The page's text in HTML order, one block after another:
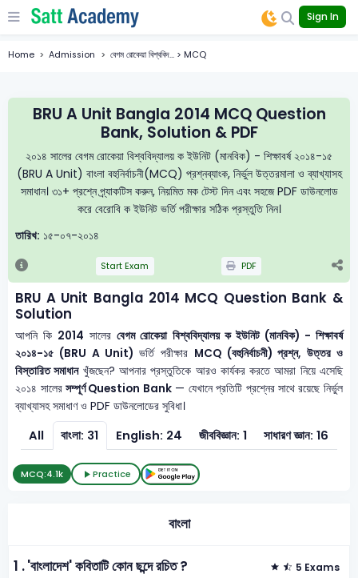
Sign In
Home Admission বেগম রোকেয়া বিশ্ববিদ... > MCQ
BRU A Unit Bangla 2014 MCQ Question
Bank, Solution & PDF
২০১৪ সালের বেগম রোকেয়া বিশ্ববিদ্যালয় ক ইউনিট (মানবিক) - শিক্ষাবর্ষ ২০১৪-১৫
(BRU A Unit) বাংলা বহুনির্বাচনী(MCQ) প্রশ্নব্যাংক, নির্ভুল উত্তরমালা ও ব্যাখ্যাসহ
সমাধান। ৩১+ প্রশ্নে প্র্যাকটিস করুন, নিয়মিত মক টেস্ট দিন এবং সহজে PDF ডাউনলোড
করে বেরোবি ক ইউনিট ভর্তি পরীক্ষার সঠিক প্রস্তুতি নিন।
তারিখ: ১৫-০৭-২০১৪
Start Exam PDF
BRU A Unit Bangla 2014 MCQ Question Bank &
Solution
আপনি কি 2014 সালেরবেগম রোকেয়া বিশ্ববিদ্যালয় ক ইউনিট (মানবিক) - শিক্ষাবর্ষ
২০১৪-১৫ (BRU A Unit)ভর্তি পরীক্ষার MCQ (বহুনির্বাচনী) প্রশ্ন, উত্তর ও
বিস্তারিত সমাধানখুঁজছেন? আপনার প্রস্তুতিকে আরও কার্যকর করতে আমরা নিয়ে এসেছি
২০১৪ সালেরসম্পূর্ণ Question Bank— যেখানে প্রতিটি প্রশ্নের সাথে রয়েছে নির্ভুল
ব্যাখ্যাসহ সমাধাণ ও PDF ডাউনলোডের সুবিধা।
All বাংলা: 31 English: 24 জীববিজ্ঞান: 1 সাধারণ জ্ঞান: 16
MCQ:4.1k Practice
বাংলা
1 .'বাংলাদেশ' কবিতাটি কোন ছন্দে রচিত ? 5 Exams